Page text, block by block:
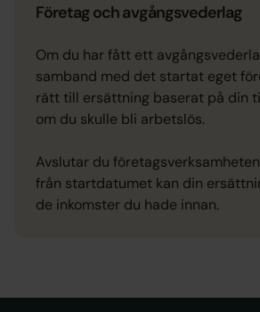
Företag och avgångsvederlag
Om du har fått ett
samband med det startat eget
rätt till ersättning baserat på din
om du skulle bli arbetslös.
Avslutar du företagsverksamheten
från startdatumet kan din
de inkomster du hade innan.